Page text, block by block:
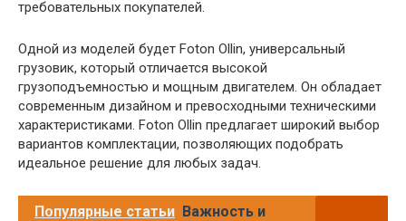
требовательных покупателей.
Одной из моделей будет Foton Ollin, универсальный
грузовик, который отличается высокой
грузоподъемностью и мощным двигателем. Он обладает
современным дизайном и превосходными техническими
характеристиками. Foton Ollin предлагает широкий выбор
вариантов комплектации, позволяющих подобрать
идеальное решение для любых задач.
Популярные статьи Важность и